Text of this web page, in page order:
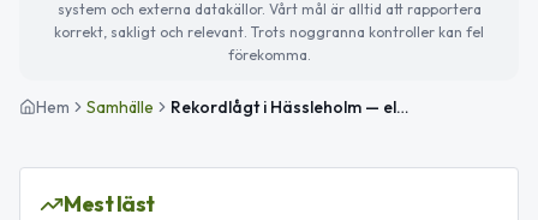
system och externa datakällor. Vårt mål är alltid att rapportera
korrekt, sakligt och relevant. Trots noggranna kontroller kan fel
förekomma.
Hem Samhälle Rekordlågt i Hässleholm — elpriset lägst imorgon
Mest läst